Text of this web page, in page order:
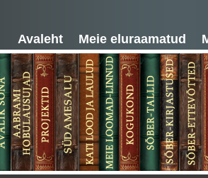
Avaleht Meie eluraamatud